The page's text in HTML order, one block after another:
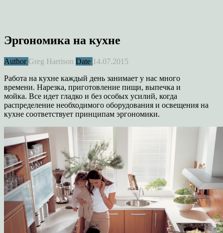
Эргономика на кухне
Author Greg Harrison Date 14.07.2015
Работа на кухне каждый день занимает у нас много
времени. Нарезка, приготовление пищи, выпечка и
мойка. Все идет гладко и без особых усилий, когда
распределение необходимого оборудования и освещения на
кухне соответствует принципам эргономики.